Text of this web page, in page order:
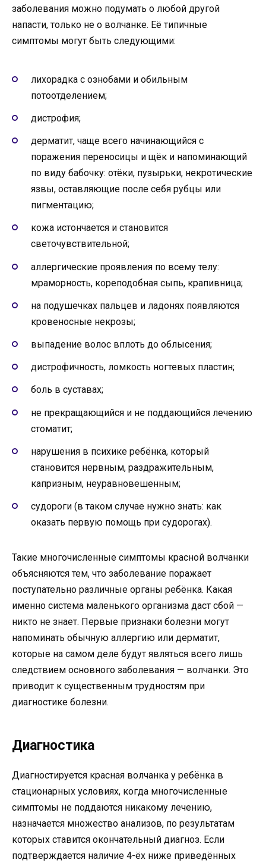
заболевания можно подумать о любой другой
напасти, только не о волчанке. Её типичные
симптомы могут быть следующими:
лихорадка с ознобами и обильным
потоотделением;
дистрофия;
дерматит, чаще всего начинающийся с
поражения переносицы и щёк и напоминающий
по виду бабочку: отёки, пузырьки, некротические
язвы, оставляющие после себя рубцы или
пигментацию;
кожа истончается и становится
светочувствительной;
аллергические проявления по всему телу:
мраморность, кореподобная сыпь, крапивница;
на подушечках пальцев и ладонях появляются
кровеносные некрозы;
выпадение волос вплоть до облысения;
дистрофичность, ломкость ногтевых пластин;
боль в суставах;
не прекращающийся и не поддающийся лечению
стоматит;
нарушения в психике ребёнка, который
становится нервным, раздражительным,
капризным, неуравновешенным;
судороги (в таком случае нужно знать: как
оказать первую помощь при судорогах).
Такие многочисленные симптомы красной волчанки
объясняются тем, что заболевание поражает
поступательно различные органы ребёнка. Какая
именно система маленького организма даст сбой —
никто не знает. Первые признаки болезни могут
напоминать обычную аллергию или дерматит,
которые на самом деле будут являться всего лишь
следствием основного заболевания — волчанки. Это
приводит к существенным трудностям при
диагностике болезни.
Диагностика
Диагностируется красная волчанка у ребёнка в
стационарных условиях, когда многочисленные
симптомы не поддаются никакому лечению,
назначается множество анализов, по результатам
которых ставится окончательный диагноз. Если
подтверждается наличие 4-ёх ниже приведённых